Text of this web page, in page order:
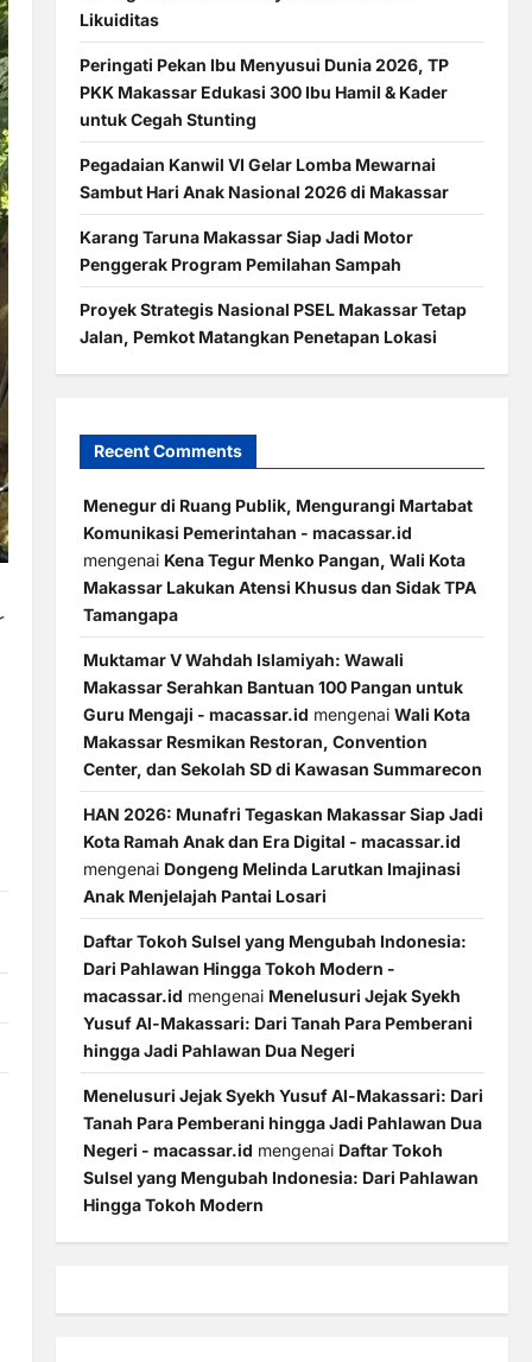
Likuiditas
Peringati Pekan Ibu Menyusui Dunia 2026, TP
PKK Makassar Edukasi 300 Ibu Hamil & Kader
untuk Cegah Stunting
Pegadaian Kanwil VI Gelar Lomba Mewarnai
Sambut Hari Anak Nasional 2026 di Makassar
Karang Taruna Makassar Siap Jadi Motor
Penggerak Program Pemilahan Sampah
Proyek Strategis Nasional PSEL Makassar Tetap
Jalan, Pemkot Matangkan Penetapan Lokasi
Recent Comments
Menegur di Ruang Publik, Mengurangi Martabat
Komunikasi Pemerintahan - macassar.id
mengenai Kena Tegur Menko Pangan, Wali Kota
Makassar Lakukan Atensi Khusus dan Sidak TPA
Tamangapa
Muktamar V Wahdah Islamiyah: Wawali
Makassar Serahkan Bantuan 100 Pangan untuk
Guru Mengaji - macassar.id mengenai Wali Kota
Makassar Resmikan Restoran, Convention
Center, dan Sekolah SD di Kawasan Summarecon
HAN 2026: Munafri Tegaskan Makassar Siap Jadi
Kota Ramah Anak dan Era Digital - macassar.id
mengenai Dongeng Melinda Larutkan Imajinasi
Anak Menjelajah Pantai Losari
Daftar Tokoh Sulsel yang Mengubah Indonesia:
Dari Pahlawan Hingga Tokoh Modern -
macassar.id mengenai Menelusuri Jejak Syekh
Yusuf Al-Makassari: Dari Tanah Para Pemberani
hingga Jadi Pahlawan Dua Negeri
Menelusuri Jejak Syekh Yusuf Al-Makassari: Dari
Tanah Para Pemberani hingga Jadi Pahlawan Dua
Negeri - macassar.id mengenai Daftar Tokoh
Sulsel yang Mengubah Indonesia: Dari Pahlawan
Hingga Tokoh Modern